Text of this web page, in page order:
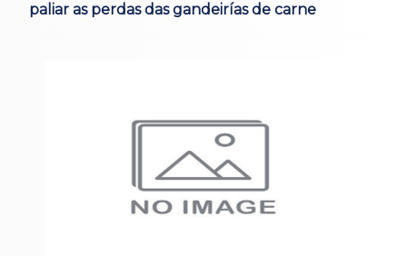
paliar as perdas das gandeirías de carne